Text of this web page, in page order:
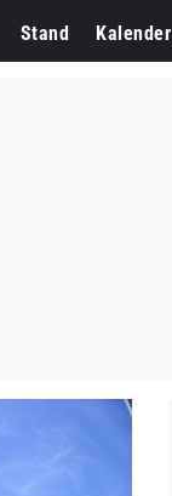
Stand Kalender